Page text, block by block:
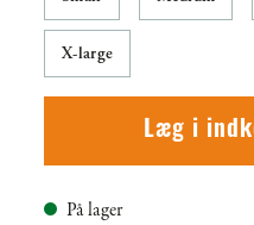
X-large
Læg i
På lager